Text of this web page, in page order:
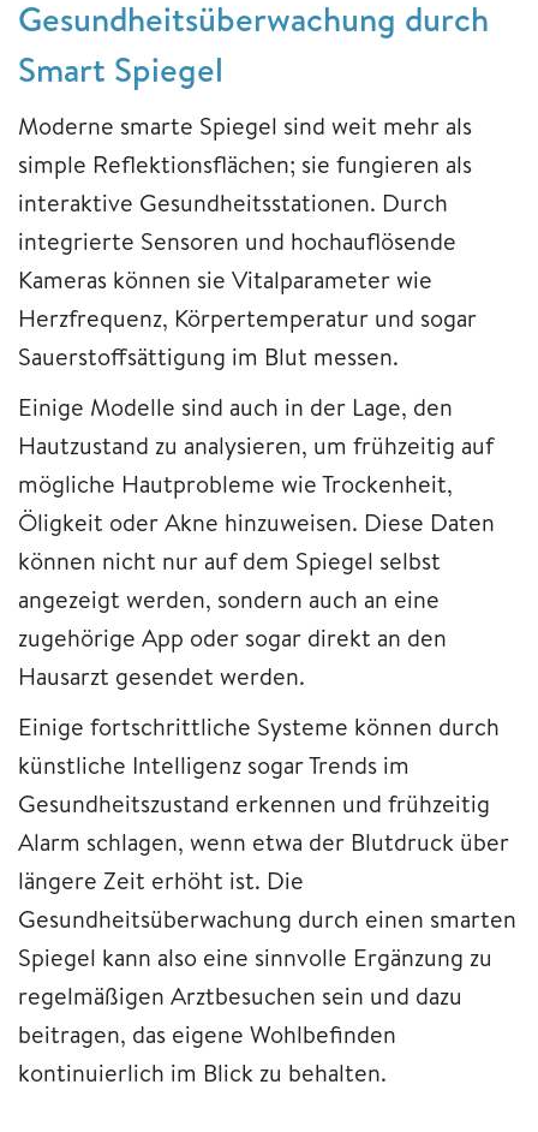
Gesundheitsüberwachung durch
Smart Spiegel
Moderne smarte Spiegel sind weit mehr als
simple Reflektionsflächen; sie fungieren als
interaktive Gesundheitsstationen. Durch
integrierte Sensoren und hochauflösende
Kameras können sie Vitalparameter wie
Herzfrequenz, Körpertemperatur und sogar
Sauerstoffsättigung im Blut messen.
Einige Modelle sind auch in der Lage, den
Hautzustand zu analysieren, um frühzeitig auf
mögliche Hautprobleme wie Trockenheit,
Öligkeit oder Akne hinzuweisen. Diese Daten
können nicht nur auf dem Spiegel selbst
angezeigt werden, sondern auch an eine
zugehörige App oder sogar direkt an den
Hausarzt gesendet werden.
Einige fortschrittliche Systeme können durch
künstliche Intelligenz sogar Trends im
Gesundheitszustand erkennen und frühzeitig
Alarm schlagen, wenn etwa der Blutdruck über
längere Zeit erhöht ist. Die
Gesundheitsüberwachung durch einen smarten
Spiegel kann also eine sinnvolle Ergänzung zu
regelmäßigen Arztbesuchen sein und dazu
beitragen, das eigene Wohlbefinden
kontinuierlich im Blick zu behalten.